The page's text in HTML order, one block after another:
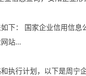
下： 国家企业信用信
站...
执行计划，以下是周宁